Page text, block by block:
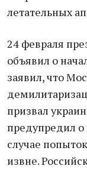
летательных
24 февраля
объявил о
зaявил, что
призвал
предупредил
случае
извне.